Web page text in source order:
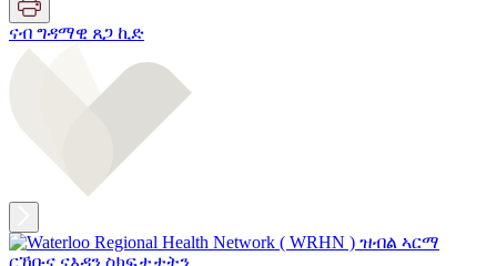
ናብ ግዳማዊ ጸጋ ኪድ
ርኸቡና ናእዳን ስክፍታታትን